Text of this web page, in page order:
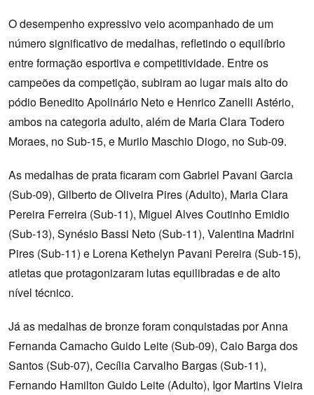
O desempenho expressivo veio acompanhado de um
número significativo de medalhas, refletindo o equilíbrio
entre formação esportiva e competitividade. Entre os
campeões da competição, subiram ao lugar mais alto do
pódio Benedito Apolinário Neto e Henrico Zanelli Astério,
ambos na categoria adulto, além de Maria Clara Todero
Moraes, no Sub-15, e Murilo Maschio Diogo, no Sub-09.
As medalhas de prata ficaram com Gabriel Pavani Garcia
(Sub-09), Gilberto de Oliveira Pires (Adulto), Maria Clara
Pereira Ferreira (Sub-11), Miguel Alves Coutinho Emidio
(Sub-13), Synésio Bassi Neto (Sub-11), Valentina Madrini
Pires (Sub-11) e Lorena Kethelyn Pavani Pereira (Sub-15),
atletas que protagonizaram lutas equilibradas e de alto
nível técnico.
Já as medalhas de bronze foram conquistadas por Anna
Fernanda Camacho Guido Leite (Sub-09), Caio Barga dos
Santos (Sub-07), Cecília Carvalho Bargas (Sub-11),
Fernando Hamilton Guido Leite (Adulto), Igor Martins Vieira